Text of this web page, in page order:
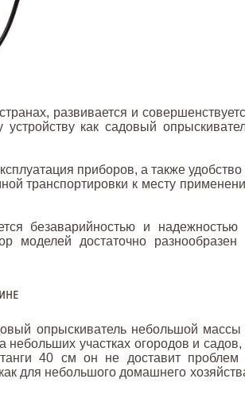
развивается и
как садовый
приборов, а также удобство
транспортировки к месту
безаварийностью и надежностью
моделей достаточно разнообразен
опрыскиватель небольшой массы
участках огородов и садов,
40 см он не доставит проблем
для небольшого домашнего